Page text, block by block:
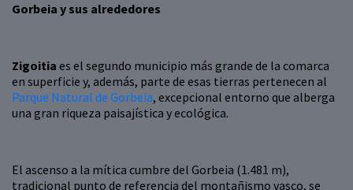
Gorbeia y sus alrededores
Zigoitia es el segundo municipio más grande de la comarca
en superficie y, además, parte de esas tierras pertenecen al
Parque Natural de Gorbeia, excepcional entorno que alberga
una gran riqueza paisajística y ecológica.
El ascenso a la mítica cumbre del Gorbeia (1.481 m),
tradicional punto de referencia del montañismo vasco, se